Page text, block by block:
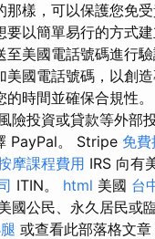
樣，可以保護您免受
以簡單易行的方式
美國電話號碼進行驗
美國電話號碼，以創
的時間並確保合規性
險投資或貸款等外部
PayPal。 Stripe 免
摩課程費用 IRS 向有
ITIN。 html 美國 台
國公民、永久居民或
或查看此部落格文